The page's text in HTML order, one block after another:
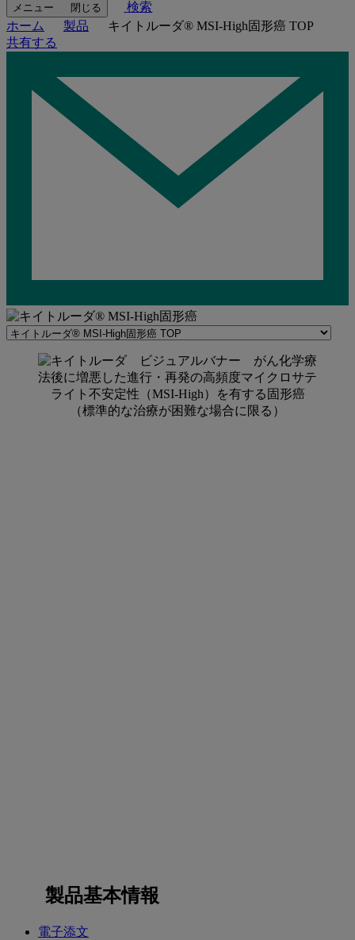
メニュー 閉じる
検索
ホーム
製品
キイトルーダ® MSI-High固形癌 TOP
共有する
Navigate
製品基本情報
電子添文